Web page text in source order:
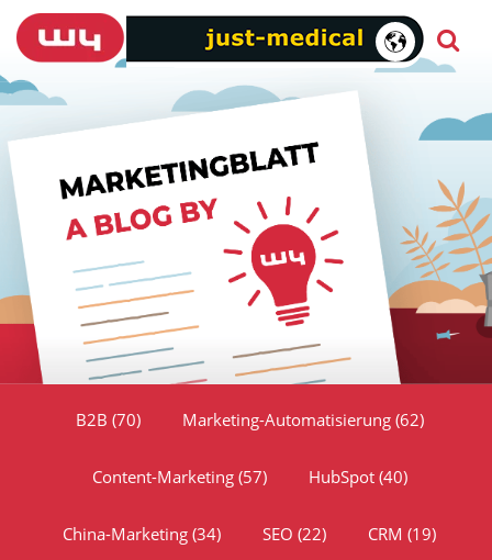
B2B (70) Marketing-Automatisierung (62)
Content-Marketing (57) HubSpot (40)
China-Marketing (34) SEO (22) CRM (19)